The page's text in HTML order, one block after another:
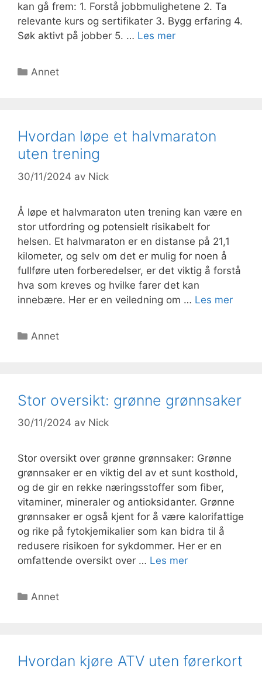
kan gå frem: 1. Forstå jobbmulighetene 2. Ta
relevante kurs og sertifikater 3. Bygg erfaring 4.
Søk aktivt på jobber 5. … Les mer
Kategorier
Annet
Hvordan løpe et halvmaraton
uten trening
30/11/2024 av Nick
Å løpe et halvmaraton uten trening kan være en
stor utfordring og potensielt risikabelt for
helsen. Et halvmaraton er en distanse på 21,1
kilometer, og selv om det er mulig for noen å
fullføre uten forberedelser, er det viktig å forstå
hva som kreves og hvilke farer det kan
innebære. Her er en veiledning om … Les mer
Kategorier
Annet
Stor oversikt: grønne grønnsaker
30/11/2024 av Nick
Stor oversikt over grønne grønnsaker: Grønne
grønnsaker er en viktig del av et sunt kosthold,
og de gir en rekke næringsstoffer som fiber,
vitaminer, mineraler og antioksidanter. Grønne
grønnsaker er også kjent for å være kalorifattige
og rike på fytokjemikalier som kan bidra til å
redusere risikoen for sykdommer. Her er en
omfattende oversikt over … Les mer
Kategorier
Annet
Hvordan kjøre ATV uten førerkort